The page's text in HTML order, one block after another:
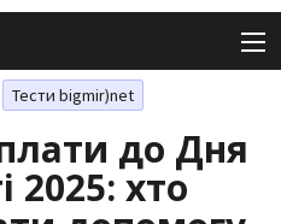
Тести bigmir)net
до Дня
2025: хто